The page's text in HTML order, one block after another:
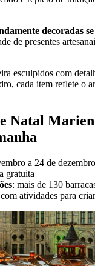
decoradas
de presentes
esculpidos com
cada item reflete o
Natal
a 24 de dezembro
gratuita
: mais de 130
atividades para